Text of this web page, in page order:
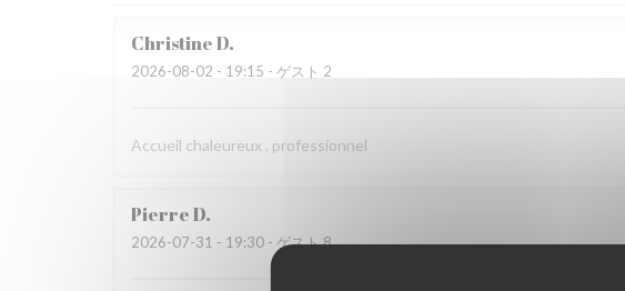
ChristineD
2026-08-02 - 19:15 - ゲスト 2
Accueil chaleureux , professionnel
PierreD
2026-07-31 - 19:30 - ゲスト 8